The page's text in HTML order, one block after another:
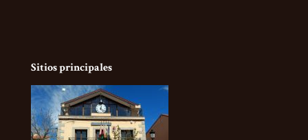
Sitios principales